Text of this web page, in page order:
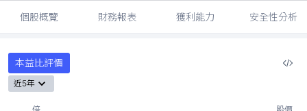
個股概覽 財務報表 獲利能力 安全性分析
本益比評價
近5年